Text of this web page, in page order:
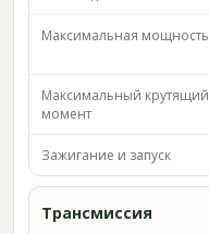
Максимальная мощность
Максимальный крутящий
момент
Зажигание и запуск
Трансмиссия